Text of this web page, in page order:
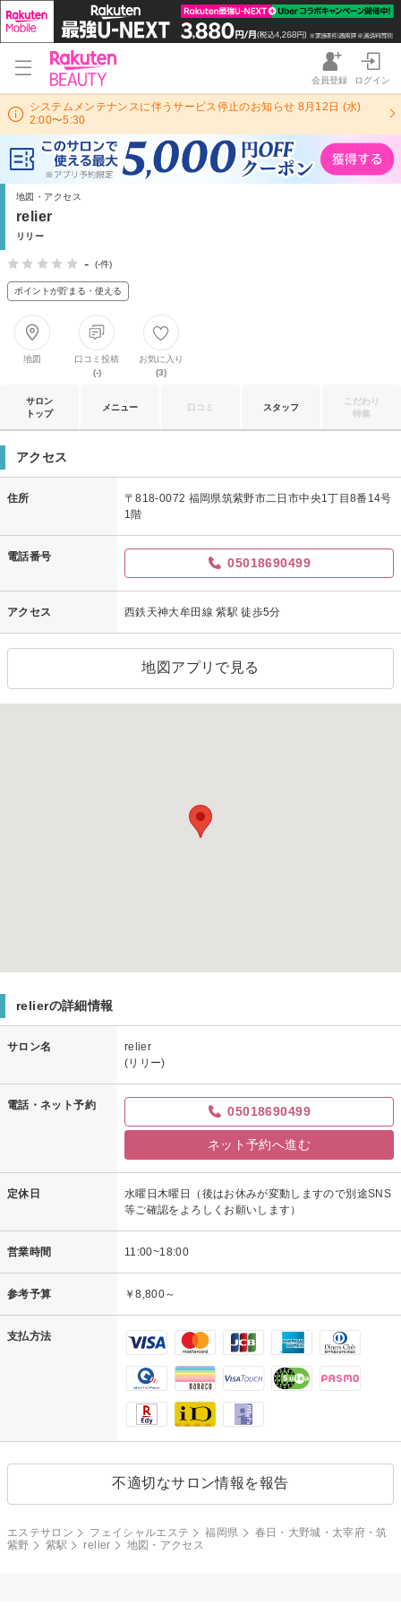
会員登録 ログイン
システムメンテナンスに伴うサービス停止のお知らせ 8月12日 (水)
2:00〜5:30
地図・アクセス
relier
リリー
- (-件)
ポイントが貯まる・使える
地図
口コミ投稿
(-)
お気に入り
(3)
サロン
トップ
メニュー 口コミ スタッフ
こだわり
特集
アクセス
住所
〒818-0072 福岡県筑紫野市二日市中央1丁目8番14号
1階
電話番号 05018690499
アクセス 西鉄天神大牟田線 紫駅 徒歩5分
地図アプリで見る
relierの詳細情報
サロン名
relier
(リリー)
電話・ネット予約 05018690499
ネット予約へ進む
定休日
水曜日木曜日（後はお休みが変動しますので別途SNS
等ご確認をよろしくお願いします）
営業時間 11:00~18:00
参考予算 ￥8,800～
支払方法
不適切なサロン情報を報告
エステサロン フェイシャルエステ 福岡県
春日・大野城・太宰府・筑
紫野
紫駅 relier 地図・アクセス